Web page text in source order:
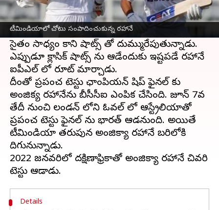
టీమిండియాలో చోటు సంపాదించుకున్న రహానే
గత కొంతకాలంగా భారత జట్టుకు దూరంగాఅంజిక్యా
రహానేకు అదృష్టం వరించింది. తాజాగా ఐపీఎల్ లో
రహానే భీకర ఫామ్ లో ఉన్నాడు. యువ ఆటగాళ్లకు
సైతం సాధ్యం కాని షాట్స్ తో దుమ్మురేపుతున్నాడు.
ఎప్పుడూ క్లాసిక్ షాట్స్ ను ఆడేందుకు ఇష్టపడే రహానే
ఐపీఎల్ లో రూట్ మార్చాడు.
దీంతో ప్రపంచ టెస్టు ఛాంపియన్ షిప్ ఫైనల్ కు
అంజిక్య రహానేను బీసీసీఐ ఎంపిక చేసింది. జూన్ 7వ
తేదీ నుంచి లండన్ లోని ఓవల్ లో ఆస్ట్రేలియాతో
ప్రపంచ టెస్టు ఫైనల్ ను భారత్ ఆడనుంది. అయితే
టీమిండియా తరుపున అంజిక్యా రహానే బరిలోకి
దిగునున్నాడు.
2022 జనవరిలో దక్షిణాఫ్రికాతో అంజిక్యా రహానే చివరి
Details